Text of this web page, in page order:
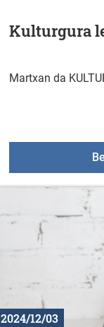
Kulturgura
Martxan da
2024/12/03